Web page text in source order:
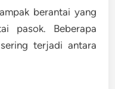
berantai yang
pasok. Beberapa
terjadi antara